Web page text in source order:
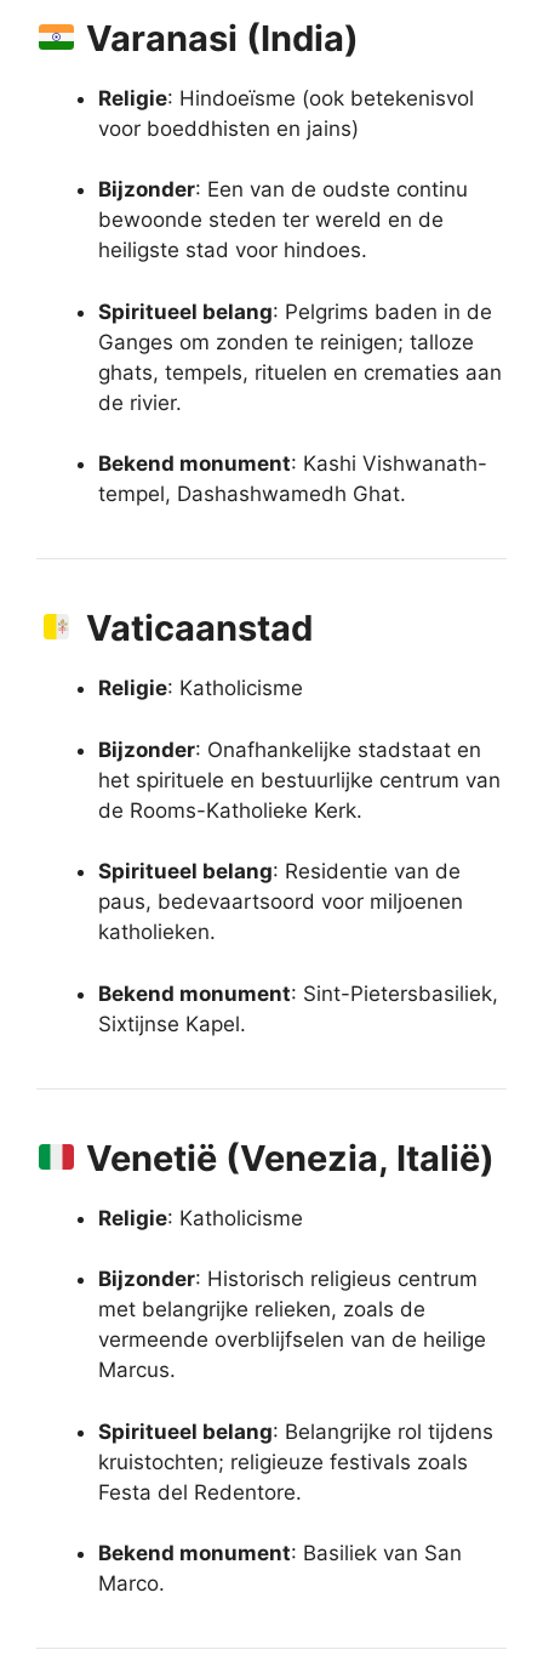
Varanasi (India)
Religie: Hindoeïsme (ook betekenisvol
voor boeddhisten en jains)
Bijzonder: Een van de oudste continu
bewoonde steden ter wereld en de
heiligste stad voor hindoes.
Spiritueel belang: Pelgrims baden in de
Ganges om zonden te reinigen; talloze
ghats, tempels, rituelen en crematies aan
de rivier.
Bekend monument: Kashi Vishwanath-
tempel, Dashashwamedh Ghat.
Vaticaanstad
Religie: Katholicisme
Bijzonder: Onafhankelijke stadstaat en
het spirituele en bestuurlijke centrum van
de Rooms-Katholieke Kerk.
Spiritueel belang: Residentie van de
paus, bedevaartsoord voor miljoenen
katholieken.
Bekend monument: Sint-Pietersbasiliek,
Sixtijnse Kapel.
Venetië (Venezia, Italië)
Religie: Katholicisme
Bijzonder: Historisch religieus centrum
met belangrijke relieken, zoals de
vermeende overblijfselen van de heilige
Marcus.
Spiritueel belang: Belangrijke rol tijdens
kruistochten; religieuze festivals zoals
Festa del Redentore.
Bekend monument: Basiliek van San
Marco.